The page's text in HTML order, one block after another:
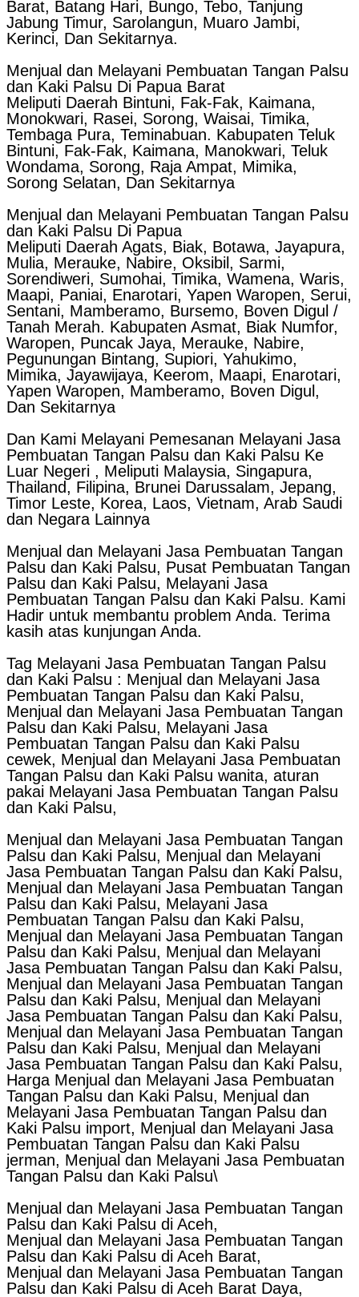
Barat, Batang Hari, Bungo, Tebo, Tanjung
Jabung Timur, Sarolangun, Muaro Jambi,
Kerinci, Dan Sekitarnya.
Menjual dan Melayani Pembuatan Tangan Palsu
dan Kaki Palsu Di Papua Barat
Meliputi Daerah Bintuni, Fak-Fak, Kaimana,
Monokwari, Rasei, Sorong, Waisai, Timika,
Tembaga Pura, Teminabuan. Kabupaten Teluk
Bintuni, Fak-Fak, Kaimana, Manokwari, Teluk
Wondama, Sorong, Raja Ampat, Mimika,
Sorong Selatan, Dan Sekitarnya
Menjual dan Melayani Pembuatan Tangan Palsu
dan Kaki Palsu Di Papua
Meliputi Daerah Agats, Biak, Botawa, Jayapura,
Mulia, Merauke, Nabire, Oksibil, Sarmi,
Sorendiweri, Sumohai, Timika, Wamena, Waris,
Maapi, Paniai, Enarotari, Yapen Waropen, Serui,
Sentani, Mamberamo, Bursemo, Boven Digul /
Tanah Merah. Kabupaten Asmat, Biak Numfor,
Waropen, Puncak Jaya, Merauke, Nabire,
Pegunungan Bintang, Supiori, Yahukimo,
Mimika, Jayawijaya, Keerom, Maapi, Enarotari,
Yapen Waropen, Mamberamo, Boven Digul,
Dan Sekitarnya
Dan Kami Melayani Pemesanan Melayani Jasa
Pembuatan Tangan Palsu dan Kaki Palsu Ke
Luar Negeri , Meliputi Malaysia, Singapura,
Thailand, Filipina, Brunei Darussalam, Jepang,
Timor Leste, Korea, Laos, Vietnam, Arab Saudi
dan Negara Lainnya
Menjual dan Melayani Jasa Pembuatan Tangan
Palsu dan Kaki Palsu, Pusat Pembuatan Tangan
Palsu dan Kaki Palsu, Melayani Jasa
Pembuatan Tangan Palsu dan Kaki Palsu. Kami
Hadir untuk membantu problem Anda. Terima
kasih atas kunjungan Anda.
Tag Melayani Jasa Pembuatan Tangan Palsu
dan Kaki Palsu : Menjual dan Melayani Jasa
Pembuatan Tangan Palsu dan Kaki Palsu,
Menjual dan Melayani Jasa Pembuatan Tangan
Palsu dan Kaki Palsu, Melayani Jasa
Pembuatan Tangan Palsu dan Kaki Palsu
cewek, Menjual dan Melayani Jasa Pembuatan
Tangan Palsu dan Kaki Palsu wanita, aturan
pakai Melayani Jasa Pembuatan Tangan Palsu
dan Kaki Palsu,
Menjual dan Melayani Jasa Pembuatan Tangan
Palsu dan Kaki Palsu, Menjual dan Melayani
Jasa Pembuatan Tangan Palsu dan Kaki Palsu,
Menjual dan Melayani Jasa Pembuatan Tangan
Palsu dan Kaki Palsu, Melayani Jasa
Pembuatan Tangan Palsu dan Kaki Palsu,
Menjual dan Melayani Jasa Pembuatan Tangan
Palsu dan Kaki Palsu, Menjual dan Melayani
Jasa Pembuatan Tangan Palsu dan Kaki Palsu,
Menjual dan Melayani Jasa Pembuatan Tangan
Palsu dan Kaki Palsu, Menjual dan Melayani
Jasa Pembuatan Tangan Palsu dan Kaki Palsu,
Menjual dan Melayani Jasa Pembuatan Tangan
Palsu dan Kaki Palsu, Menjual dan Melayani
Jasa Pembuatan Tangan Palsu dan Kaki Palsu,
Harga Menjual dan Melayani Jasa Pembuatan
Tangan Palsu dan Kaki Palsu, Menjual dan
Melayani Jasa Pembuatan Tangan Palsu dan
Kaki Palsu import, Menjual dan Melayani Jasa
Pembuatan Tangan Palsu dan Kaki Palsu
jerman, Menjual dan Melayani Jasa Pembuatan
Tangan Palsu dan Kaki Palsu\
Menjual dan Melayani Jasa Pembuatan Tangan
Palsu dan Kaki Palsu di Aceh,
Menjual dan Melayani Jasa Pembuatan Tangan
Palsu dan Kaki Palsu di Aceh Barat,
Menjual dan Melayani Jasa Pembuatan Tangan
Palsu dan Kaki Palsu di Aceh Barat Daya,